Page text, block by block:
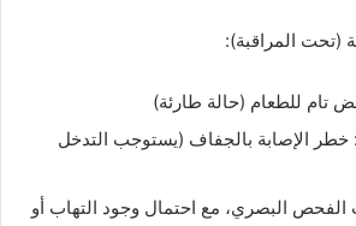
(تحت المراقبة):
تام للطعام (حالة طارئة)
الإصابة بالجفاف (يستوجب التدخل
البصري، مع احتمال وجود التهاب أو